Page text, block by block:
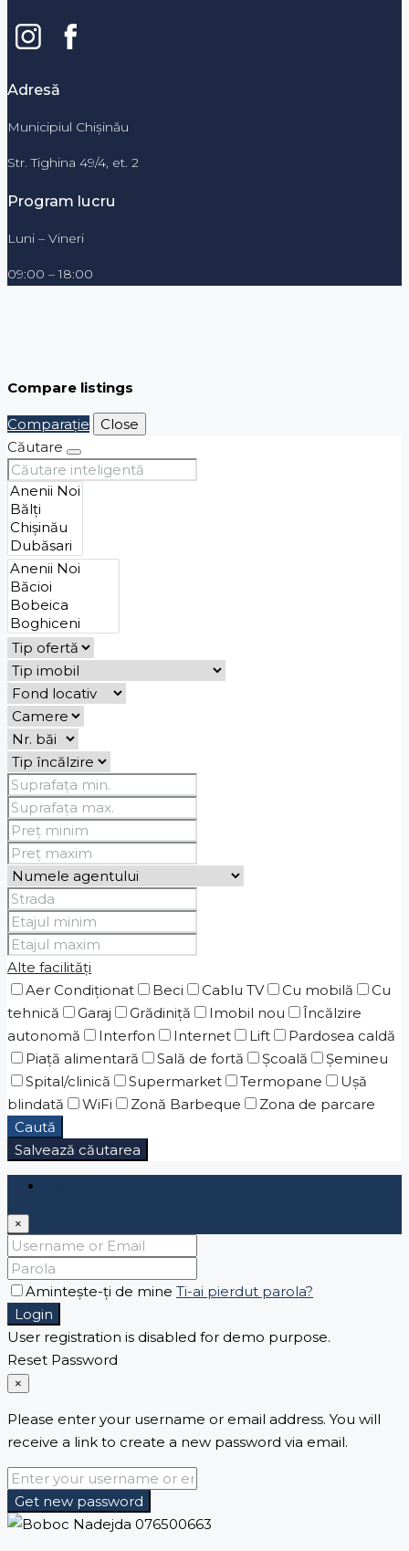
Adresă
Municipiul Chișinău
Str. Tighina 49/4, et. 2
Program lucru
Luni – Vineri
09:00 – 18:00
Compare listings
Comparaţie
Close
Căutare
Alte facilități
Aer Condiționat
Beci Cablu TV Cu mobilă
Cu
tehnică
Garaj Grădiniţă Imobil nou
Încălzire
autonomă
Interfon Internet Lift
Pardosea caldă
Piaţă alimentară
Sală de fortă Școală
Șemineu
Spital/clinică
Supermarket Termopane
Ușă
blindată
WiFi Zonă Barbeque
Zona de parcare
Caută
Salvează căutarea
×
Amintește-ți de mine Ti-ai pierdut parola?
Login
User registration is disabled for demo purpose.
Reset Password
×
Please enter your username or email address. You will
receive a link to create a new password via email.
Get new password